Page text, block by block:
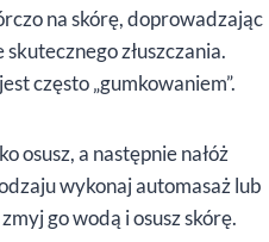
na skórę, doprowadzając
złuszczania.
często „gumkowaniem”.
osusz, a następnie nałóż
wykonaj automasaż lub
go wodą i osusz skórę.